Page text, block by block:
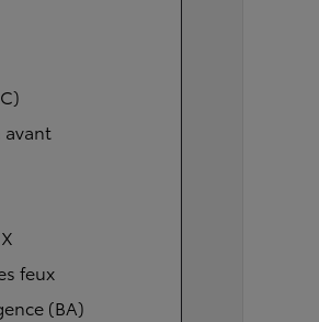
avant
feux
(BA)